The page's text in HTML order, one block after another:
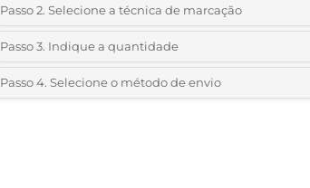
Passo 2. Selecione a técnica de marcação
*Selecione o tipo de marcação e as cores do logotipo:
1 Cor (Na frente)
Passo 3. Indique a quantidade
*Quantidade mínima:5
Passo 4. Selecione o método de envio